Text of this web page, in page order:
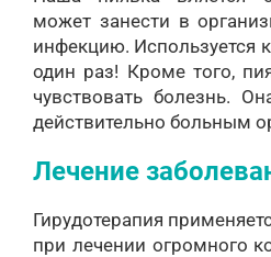
может занести в
инфекцию. Используется
один раз! Кроме того,
чувствовать болезнь.
действительно больным
Лечение
Гирудотерапия
при лечении огромного